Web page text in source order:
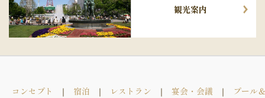
観光案内
コンセプト 宿泊 レストラン 宴会・会議 プール